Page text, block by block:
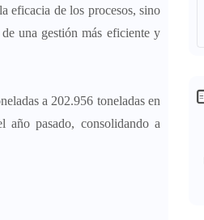
eficacia de los procesos, sino
una gestión más eficiente y
a 202.956 toneladas en
año pasado, consolidando a